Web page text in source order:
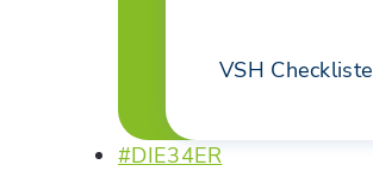
VSH Checkliste
#DIE34ER